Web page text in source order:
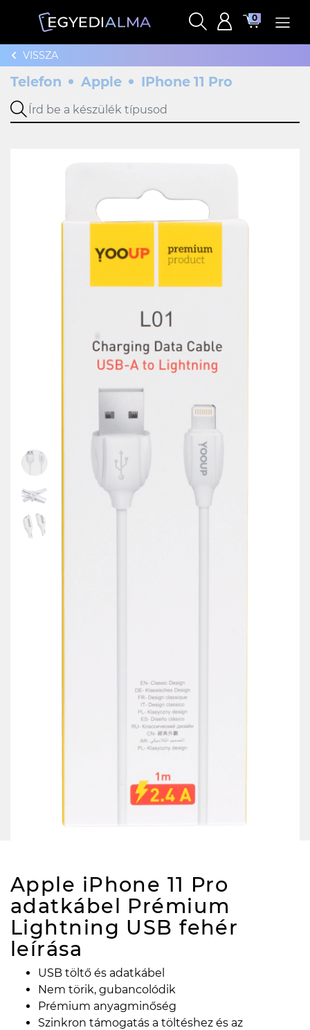
0
VISSZA
Telefon Apple IPhone 11 Pro
Apple iPhone 11 Pro
adatkábel Prémium
Lightning USB fehér
leírása
USB töltő és adatkábel
Nem törik, gubancolódik
Prémium anyagminőség
Szinkron támogatás a töltéshez és az